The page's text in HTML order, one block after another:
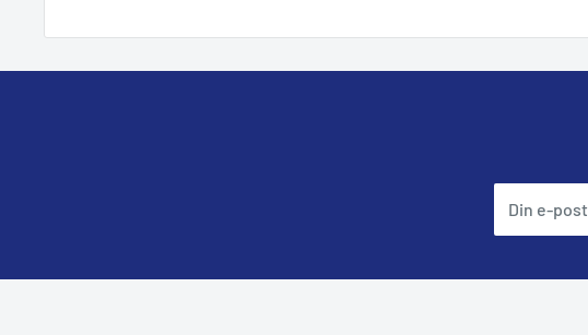
Din e-post